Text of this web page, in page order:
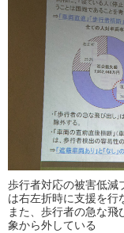
歩行者対応の被害低減
は右左折時に支援を行
また、歩行者の急な
象から外している